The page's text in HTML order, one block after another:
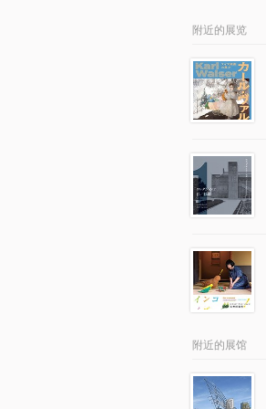
附近的展览
附近的展馆